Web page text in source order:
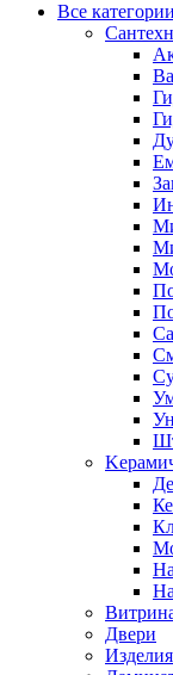
Все категории
Двери